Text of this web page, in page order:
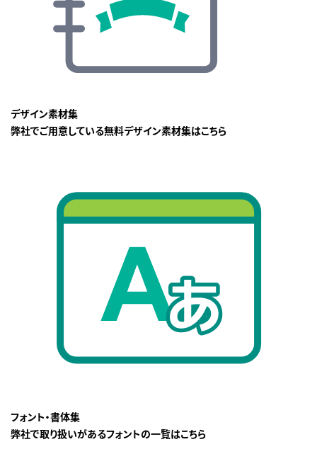
デザイン素材集
弊社でご用意している無料デザイン素材集はこちら
フォント・書体集
弊社で取り扱いがあるフォントの一覧はこちら